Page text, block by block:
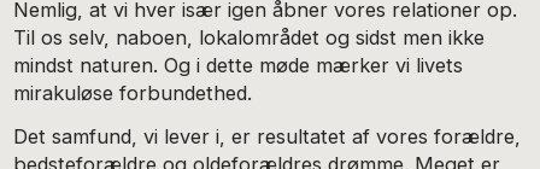
Nemlig, at vi hver især igen åbner vores relationer op.
Til os selv, naboen, lokalområdet og sidst men ikke
mindst naturen. Og i dette møde mærker vi livets
mirakuløse forbundethed.
Det samfund, vi lever i, er resultatet af vores forældre,